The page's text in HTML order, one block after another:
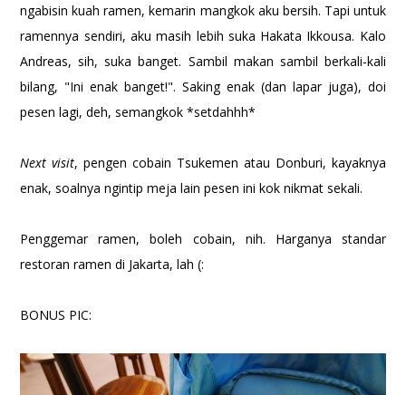
ngabisin kuah ramen, kemarin mangkok aku bersih. Tapi untuk
ramennya sendiri, aku masih lebih suka Hakata Ikkousa. Kalo
Andreas, sih, suka banget. Sambil makan sambil berkali-kali
bilang, "Ini enak banget!". Saking enak (dan lapar juga), doi
pesen lagi, deh, semangkok *setdahhh*
Next visit, pengen cobain Tsukemen atau Donburi, kayaknya
enak, soalnya ngintip meja lain pesen ini kok nikmat sekali.
Penggemar ramen, boleh cobain, nih. Harganya standar
restoran ramen di Jakarta, lah (:
BONUS PIC: